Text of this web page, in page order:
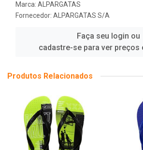
Marca: ALPARGATAS
Fornecedor: ALPARGATAS S/A
Faça seu login ou
cadastre-se para ver preços
Produtos Relacionados